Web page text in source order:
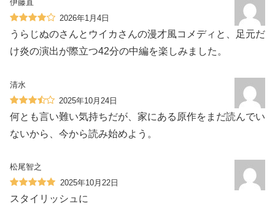
伊藤直
2026年1月4日
うらじぬのさんとウイカさんの漫才風コメディと、足元だ
け炎の演出が際立つ42分の中編を楽しみました。
清水
2025年10月24日
何とも言い難い気持ちだが、家にある原作をまだ読んでい
ないから、今から読み始めよう。
松尾智之
2025年10月22日
スタイリッシュに